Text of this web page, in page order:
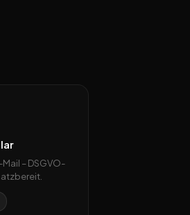
– DSGVO-